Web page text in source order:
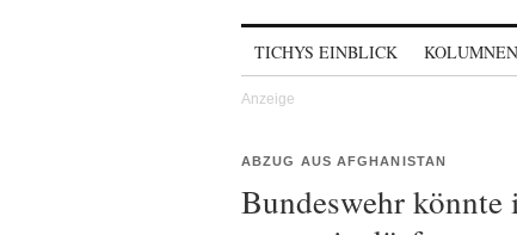
TICHYS EINBLICK KOLUMNEN
ABZUG AUS AFGHANISTAN
Bundeswehr